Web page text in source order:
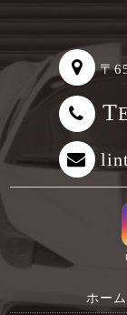
〒
T
ホーム